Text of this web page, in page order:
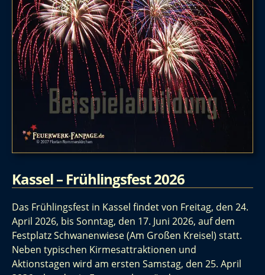
Kassel – Frühlingsfest 2026
Das Frühlingsfest in Kassel findet von Freitag, den 24.
April 2026, bis Sonntag, den 17. Juni 2026, auf dem
Festplatz Schwanenwiese (Am Großen Kreisel) statt.
Neben typischen Kirmesattraktionen und
Aktionstagen wird am ersten Samstag, den 25. April